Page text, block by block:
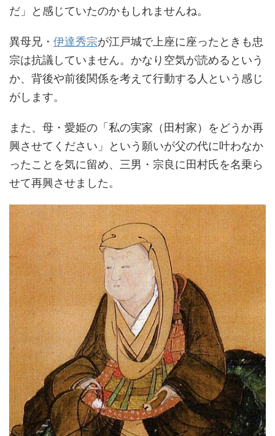
だ」と感じていたのかもしれませんね。
異母兄・ 伊達秀宗が江戸城で上座に座ったときも忠
宗は抗議していません。かなり空気が読めるという
か、背後や前後関係を考えて行動する人という感じ
がします。
また、母・愛姫の「私の実家（田村家）をどうか再
興させてください」という願いが父の代に叶わなか
ったことを気に留め、三男・宗良に田村氏を名乗ら
せて再興させました。